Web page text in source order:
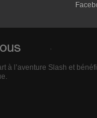
à l’aventure Slash et